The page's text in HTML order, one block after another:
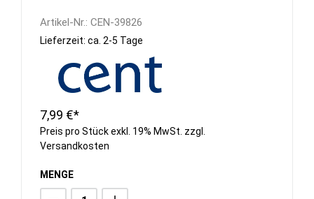
Artikel-Nr.: CEN-39826
Lieferzeit: ca. 2-5 Tage
7,99 €*
Preis pro Stück exkl. 19% MwSt. zzgl.
Versandkosten
MENGE